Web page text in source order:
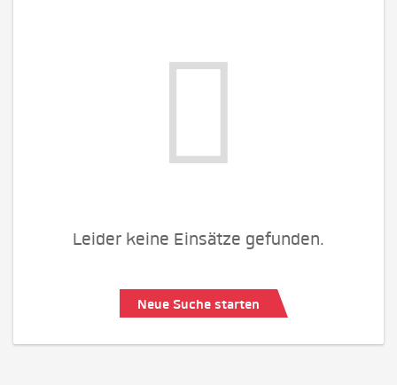
Leider keine Einsätze gefunden.
Neue Suche starten